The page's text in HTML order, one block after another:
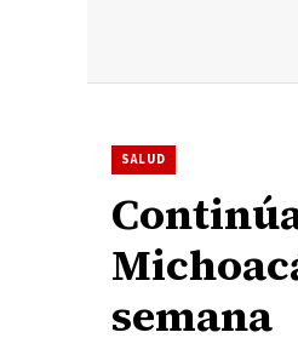
SALUD
semana